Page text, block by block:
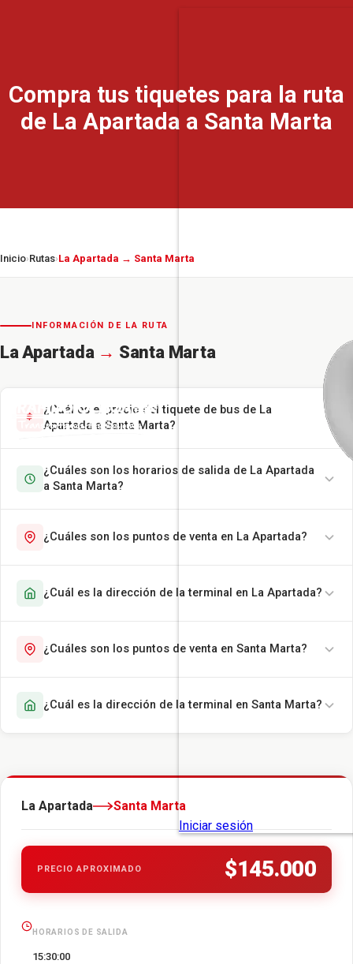
Compra tus tiquetes para la ruta
de La Apartada a Santa Marta
Inicio›Rutas›La Apartada → Santa Marta
INFORMACIÓN DE LA RUTA
La Apartada → Santa Marta
¿Cuál es el precio del tiquete de bus de La
Apartada a Santa Marta?
¿Cuáles son los horarios de salida de La Apartada
a Santa Marta?
¿Cuáles son los puntos de venta en La Apartada?
¿Cuál es la dirección de la terminal en La Apartada?
¿Cuáles son los puntos de venta en Santa Marta?
¿Cuál es la dirección de la terminal en Santa Marta?
La Apartada Santa Marta
PRECIO APROXIMADO $145.000
HORARIOS DE SALIDA
15:30:00